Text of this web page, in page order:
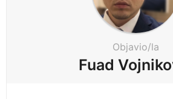
Objavio/la
Fuad